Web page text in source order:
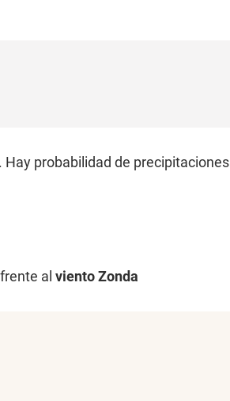
probabilidad de precipitaciones
al viento Zonda